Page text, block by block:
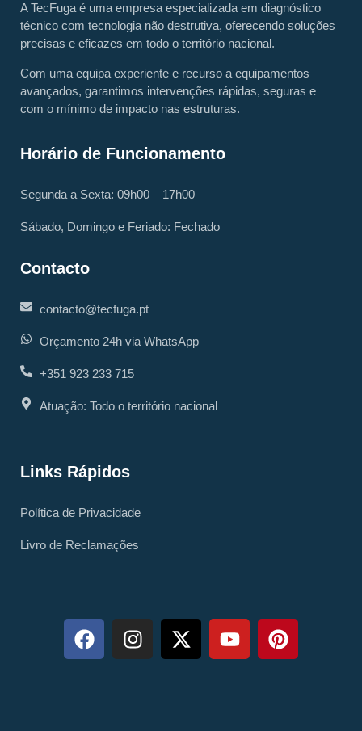
A TecFuga é uma empresa especializada em diagnóstico
técnico com tecnologia não destrutiva, oferecendo soluções
precisas e eficazes em todo o território nacional.
Com uma equipa experiente e recurso a equipamentos
avançados, garantimos intervenções rápidas, seguras e
com o mínimo de impacto nas estruturas.
Horário de Funcionamento
Segunda a Sexta: 09h00 – 17h00
Sábado, Domingo e Feriado: Fechado
Contacto
contacto@tecfuga.pt
Orçamento 24h via WhatsApp
+351 923 233 715
Atuação: Todo o território nacional
Links Rápidos
Política de Privacidade
Livro de Reclamações